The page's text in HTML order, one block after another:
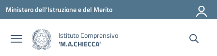
Vai ai contenuti
Vai al menu di navigazione
Vai al footer
Ministero dell'Istruzione e del Merito
Istituto Comprensivo
'M.A.CHIECCA'